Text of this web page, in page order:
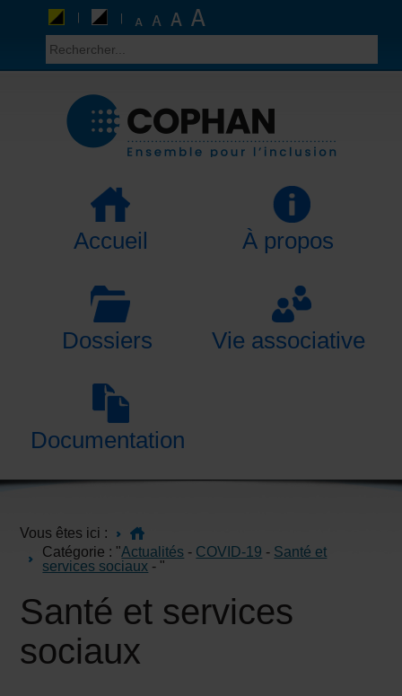
Accueil À propos
Dossiers Vie associative
Documentation
Vous êtes ici :
Catégorie : "Actualités - COVID-19 - Santé et
services sociaux - "
Santé et services
sociaux